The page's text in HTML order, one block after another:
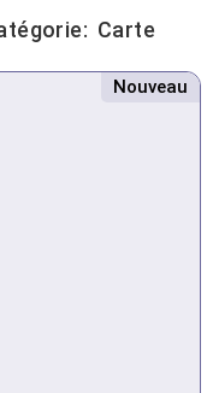
Carte
Nouveau